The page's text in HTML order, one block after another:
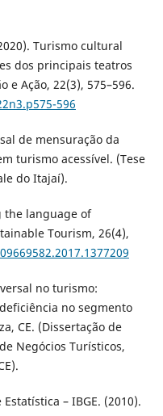
Turismo cultural
dos principais teatros
e Ação, 22(3), 575–596.
596
de mensuração da
turismo acessível. (Tese
do Itajaí).
the language of
Tourism, 26(4),
no turismo:
no segmento
CE. (Dissertação de
Negócios Turísticos,
– IBGE. (2010).